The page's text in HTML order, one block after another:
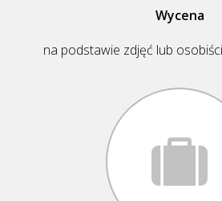
Wycena
na podstawie zdjęć lub